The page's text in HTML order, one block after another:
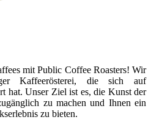
mit Public Coffee Roasters! Wir
Kaffeerösterei, die sich auf
hat. Unser Ziel ist es, die Kunst der
zu machen und Ihnen ein
zu bieten.